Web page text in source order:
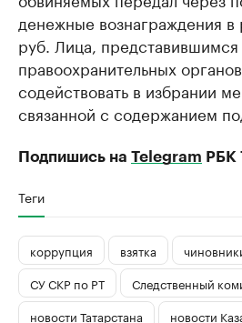
денежные вознаграждения в
руб. Лица,
правоохранительных
содействовать в избрании
связанной с содержанием
Подпишись на Telegram РБК
Теги
коррупция взятка
СУ СКР по РТ
Следственный
новости Татарстана
новости